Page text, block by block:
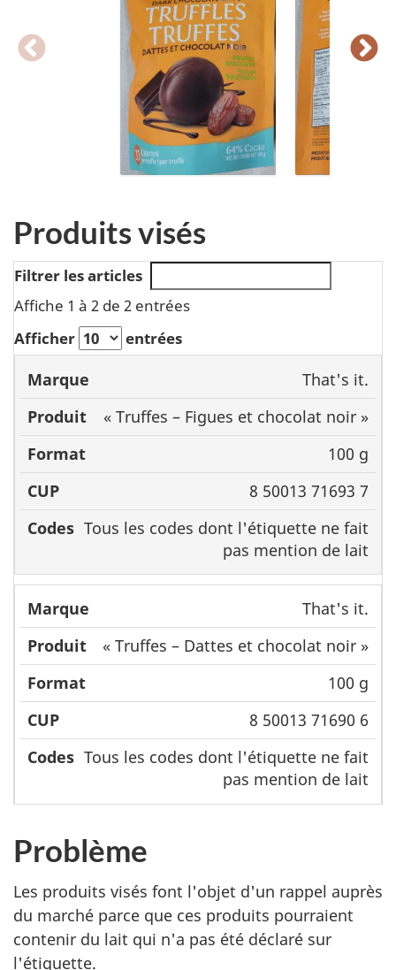
Produits visés
Filtrer les articles
Affiche 1 à 2 de 2 entrées
Afficher
entrées
Marque FormatThat's it.
« Truffes – Figues et chocolat noir »
100 g
8 50013 71693 7
Tous les codes dont l'étiquette ne fait
pas mention de lait
That's it.
« Truffes – Dattes et chocolat noir »
100 g
8 50013 71690 6
Tous les codes dont l'étiquette ne fait
pas mention de lait
Problème
Les produits visés font l'objet d'un rappel auprès
du marché parce que ces produits pourraient
contenir du lait qui n'a pas été déclaré sur
l'étiquette.